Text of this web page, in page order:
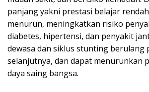
panjang yakni prestasi belajar
menurun, meningkatkan risiko
diabetes, hipertensi, dan penyakit
dewasa dan siklus stunting berulang
selanjutnya, dan dapat menurunkan
daya saing bangsa.